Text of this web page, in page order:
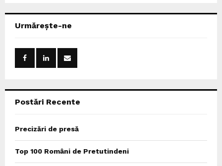
h
Urmărește-ne
Postări Recente
Precizări de presă
Top 100 Români de Pretutindeni